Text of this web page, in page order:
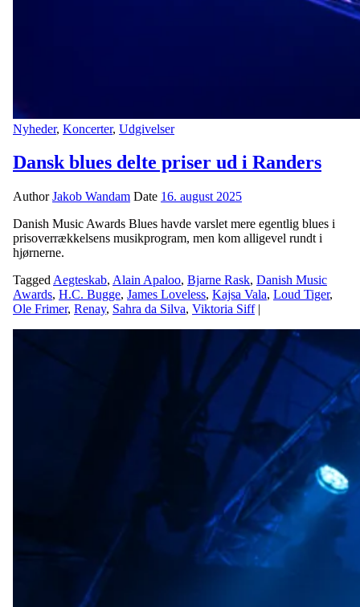
Nyheder, Koncerter, Udgivelser
Dansk blues delte priser ud i Randers
AuthorJakob Wandam Date 16. august 2025
Danish Music Awards Blues havde varslet mere egentlig blues i
prisoverrækkelsens musikprogram, men kom alligevel rundt i
hjørnerne.
Tagged Aegteskab, Alain Apaloo, Bjarne Rask, Danish Music
Awards, H.C. Bugge, James Loveless, Kajsa Vala, Loud Tiger,
Ole Frimer, Renay, Sahra da Silva, Viktoria Siff |